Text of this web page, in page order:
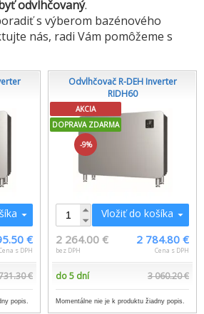
odvlhčovaný.
s výberom bazénového
nás, radi Vám pomôžeme s
€
s DPH
€
popis.
Odvlhčovač R-DEH Inverter
RIDH60
AKCIA
DOPRAVA ZDARMA
-9%
Vložiť do košíka
2 264.00 €
bez DPH
2 784.80 €
Cena s DPH
do 5 dní 3 060.20 €
Momentálne nie je k produktu žiadny popis.